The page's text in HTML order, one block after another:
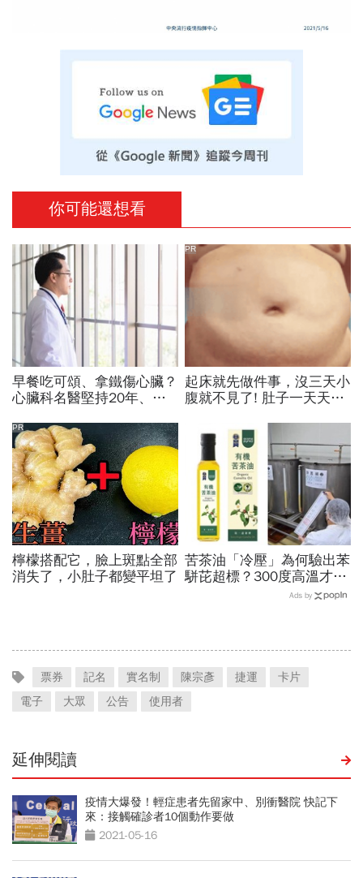
你可能還想看
早餐吃可頌、拿鐵傷心臟？
心臟科名醫堅持20年、早
喝咖啡前先喝「這1杯」更
護心
起床就先做件事，沒三天小
腹就不見了! 肚子一天天變
PR
檸檬搭配它，臉上斑點全部
消失了，小肚子都變平坦了
PR
苦茶油「冷壓」為何驗出苯
駢芘超標？300度高溫才大
量形成，哪個環節出問題？
Ads by
票券 記名 實名制 陳宗彥 捷運
卡片
電子
大眾 公告 使用者
延伸閱讀
疫情大爆發！輕症患者先留家中、別衝醫院 快記下
來：接觸確診者10個動作要做
2021-05-16